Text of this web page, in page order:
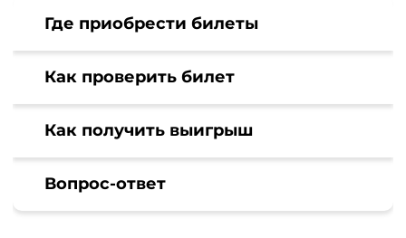
Где приобрести билеты
Как проверить билет
Как получить выигрыш
Вопрос-ответ